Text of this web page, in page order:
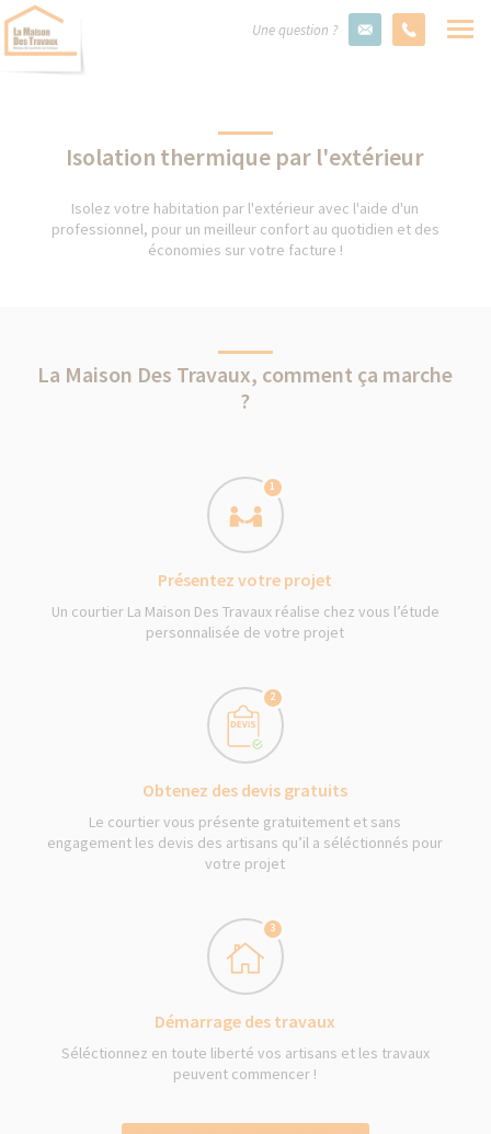
Une question ?
Isolation thermique par l'extérieur
Isolez votre habitation par l'extérieur avec l'aide d'un
professionnel, pour un meilleur confort au quotidien et des
économies sur votre facture !
La Maison Des Travaux, comment ça marche
?
1
Présentez votre projet
Un courtier La Maison Des Travaux réalise chez vous l’étude
personnalisée de votre projet
2
Obtenez des devis gratuits
Le courtier vous présente gratuitement et sans
engagement les devis des artisans qu’il a séléctionnés pour
votre projet
3
Démarrage des travaux
Séléctionnez en toute liberté vos artisans et les travaux
peuvent commencer !